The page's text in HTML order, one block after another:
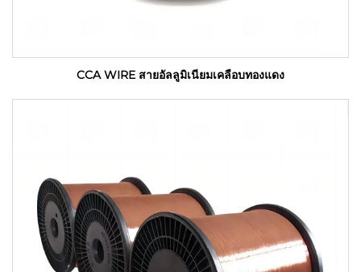
CCA WIRE สายอัลลูมิเนียมเคลือบทองแดง